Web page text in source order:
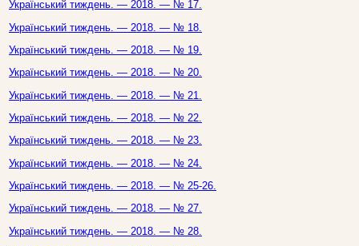
Український тиждень. — 2018. — № 17.
Український тиждень. — 2018. — № 18.
Український тиждень. — 2018. — № 19.
Український тиждень. — 2018. — № 20.
Український тиждень. — 2018. — № 21.
Український тиждень. — 2018. — № 22.
Український тиждень. — 2018. — № 23.
Український тиждень. — 2018. — № 24.
Український тиждень. — 2018. — № 25-26.
Український тиждень. — 2018. — № 27.
Український тиждень. — 2018. — № 28.